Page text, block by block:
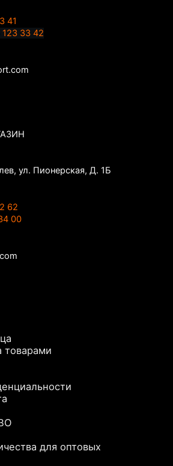
41
33 42
ул. Пионерская, Д. 1Б
62
00
товарами
для оптовых